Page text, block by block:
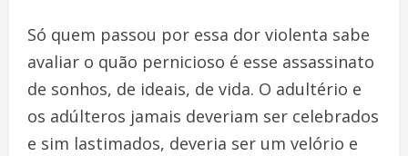
Só quem passou por essa dor violenta sabe
avaliar o quão pernicioso é esse assassinato
de sonhos, de ideais, de vida. O adultério e
os adúlteros jamais deveriam ser celebrados
e sim lastimados, deveria ser um velório e